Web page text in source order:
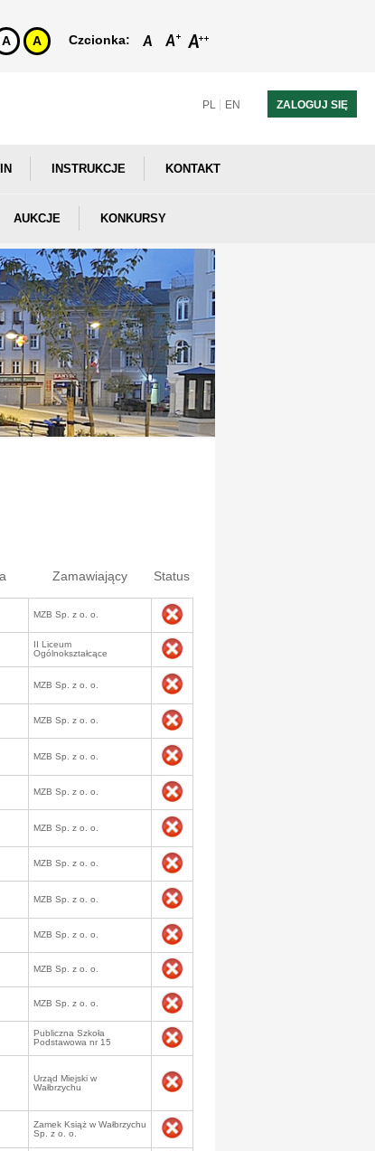
Czcionka:
A A
PL EN ZALOGUJ SIĘ
INSTRUKCJE KONTAKT
AUKCJE KONKURSY
Zamawiający Status
MZB Sp. z o. o.
II Liceum
Ogólnokształcące
MZB Sp. z o. o.
MZB Sp. z o. o.
MZB Sp. z o. o.
MZB Sp. z o. o.
MZB Sp. z o. o.
MZB Sp. z o. o.
MZB Sp. z o. o.
MZB Sp. z o. o.
MZB Sp. z o. o.
MZB Sp. z o. o.
Publiczna Szkoła
Podstawowa nr 15
Urząd Miejski w
Wałbrzychu
Zamek Książ w Wałbrzychu
Sp. z o. o.